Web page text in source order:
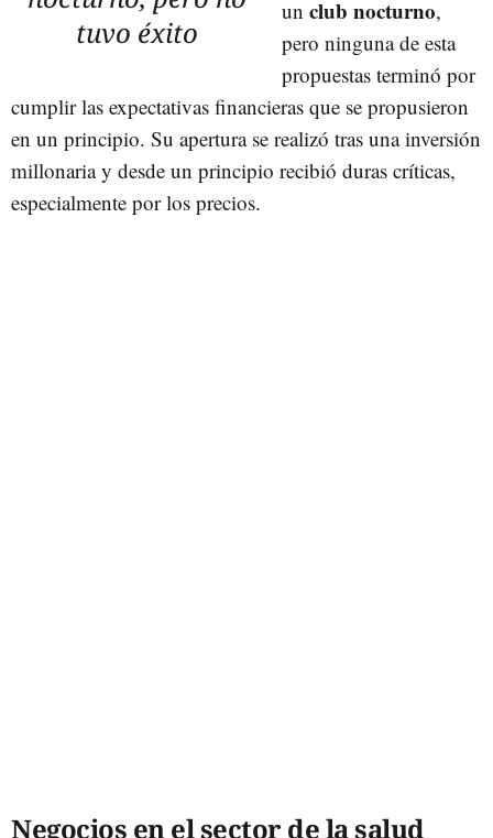
tuvo éxito
un club nocturno,
pero ninguna de esta
propuestas terminó por
cumplir las expectativas financieras que se propusieron
en un principio. Su apertura se realizó tras una inversión
millonaria y desde un principio recibió duras críticas,
especialmente por los precios.
Negocios en el sector de la salud